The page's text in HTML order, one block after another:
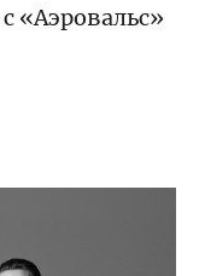
«Аэровальс»